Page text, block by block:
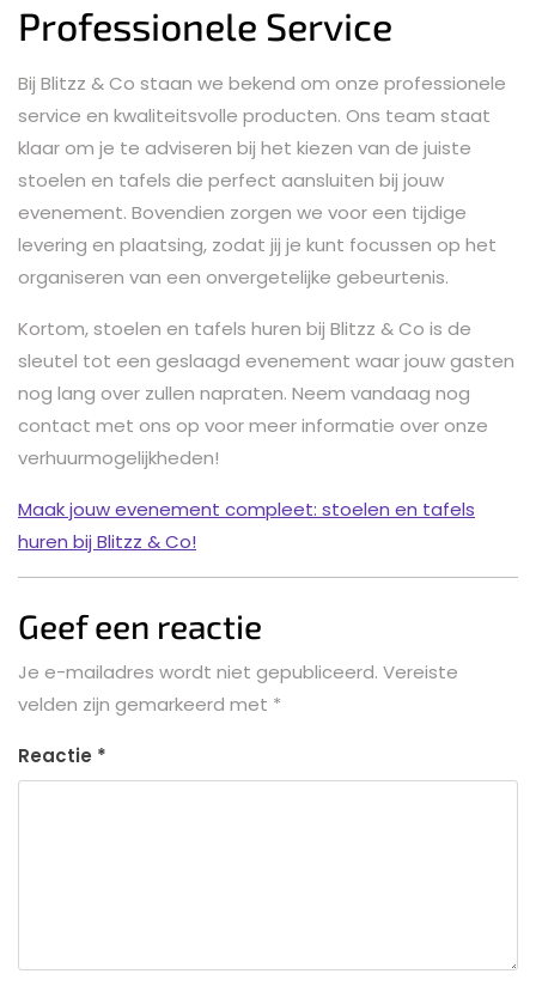
Professionele Service
Bij Blitzz & Co staan we bekend om onze professionele
service en kwaliteitsvolle producten. Ons team staat
klaar om je te adviseren bij het kiezen van de juiste
stoelen en tafels die perfect aansluiten bij jouw
evenement. Bovendien zorgen we voor een tijdige
levering en plaatsing, zodat jij je kunt focussen op het
organiseren van een onvergetelijke gebeurtenis.
Kortom, stoelen en tafels huren bij Blitzz & Co is de
sleutel tot een geslaagd evenement waar jouw gasten
nog lang over zullen napraten. Neem vandaag nog
contact met ons op voor meer informatie over onze
verhuurmogelijkheden!
Maak jouw evenement compleet: stoelen en tafels
huren bij Blitzz & Co!
Geef een reactie
Je e-mailadres wordt niet gepubliceerd. Vereiste
velden zijn gemarkeerd met *
Reactie *